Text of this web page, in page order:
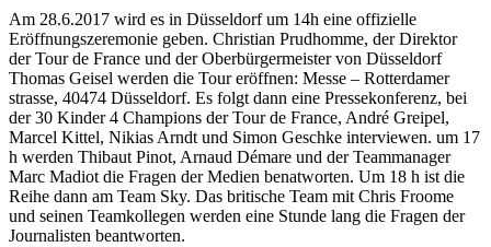
Am 28.6.2017 wird es in Düsseldorf um 14h eine offizielle
Eröffnungszeremonie geben. Christian Prudhomme, der Direktor
der Tour de France und der Oberbürgermeister von Düsseldorf
Thomas Geisel werden die Tour eröffnen: Messe – Rotterdamer
strasse, 40474 Düsseldorf. Es folgt dann eine Pressekonferenz, bei
der 30 Kinder 4 Champions der Tour de France, André Greipel,
Marcel Kittel, Nikias Arndt und Simon Geschke interviewen. um 17
h werden Thibaut Pinot, Arnaud Démare und der Teammanager
Marc Madiot die Fragen der Medien benatworten. Um 18 h ist die
Reihe dann am Team Sky. Das britische Team mit Chris Froome
und seinen Teamkollegen werden eine Stunde lang die Fragen der
Journalisten beantworten.